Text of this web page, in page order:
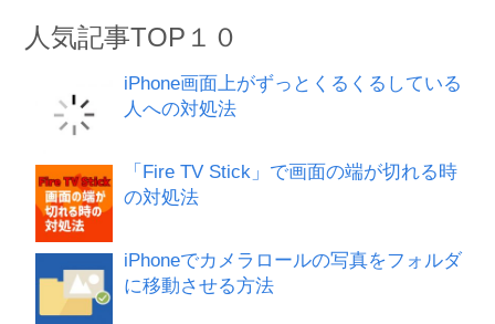
人気記事TOP１０
iPhone画面上がずっとくるくるしている
人への対処法
「Fire TV Stick」で画面の端が切れる時
の対処法
iPhoneでカメラロールの写真をフォルダ
に移動させる方法